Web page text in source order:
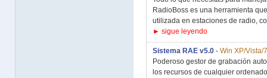
RadioBoss es una herramienta
utilizada en estaciones de radio,
► sigue leyendo
Sistema RAE v5.0 - Win XP/Vista/
Poderoso gestor de grabación
los recursos de cualquier